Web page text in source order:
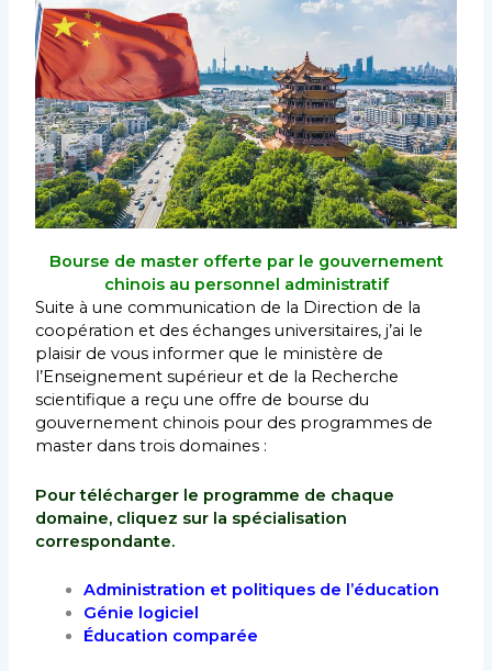
Bourse de master offerte par le gouvernement
chinois au personnel administratif
Suite à une communication de la Direction de la
coopération et des échanges universitaires, j’ai le
plaisir de vous informer que le ministère de
l’Enseignement supérieur et de la Recherche
scientifique a reçu une offre de bourse du
gouvernement chinois pour des programmes de
master dans trois domaines :
Pour télécharger le programme de chaque
domaine, cliquez sur la spécialisation
correspondante.
Administration et politiques de l’éducation
Génie logiciel
Éducation comparée